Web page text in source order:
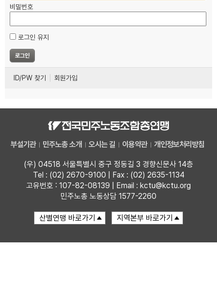
비밀번호
로그인 유지
ID/PW 찾기 회원가입
부설기관 민주노총 소개 오시는 길 이용약관 개인정보처리방침
(우) 04518 서울특별시 중구 정동길 3 경향신문사 14층
Tel : (02) 2670-9100 | Fax : (02) 2635-1134
고유번호 : 107-82-08139 | Email : kctu@kctu.org
민주노총 노동상담 1577-2260
부설기관
업무